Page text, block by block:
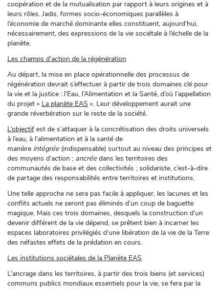
coopération et de la mutualisation par rapport à leurs origines et à
leurs rôles. Jadis, formes socio-économiques parallèles à
l’économie de marché dominante elles constituent, aujourd’hui,
nécessairement, des expressions de la vie sociétale à l’échelle de la
planète.
Les champs d’action de la régénération
Au départ, la mise en place opérationnelle des processus de
régénération devrait s’effectuer à partir de trois domaines clé pour
la vie et la justice : l’Eau, l’Alimentation et la Santé, d’où l’appellation
du projet « La planète EAS ». Leur développement aurait une
grande réverbération sur le reste de la société.
L’objectif est de s’attaquer à la concrétisation des droits universels
à l’eau, à l’alimentation et à la santé de
manière intégrée (indispensable) surtout au niveau des principes et
des moyens d’action ; ancrée dans les territoires des
communautés de base et des collectivités ; solidariste, c’est-à-dire
de partage des responsabilités entre territoires et institutions.
Une telle approche ne sera pas facile à appliquer, les lacunes et les
conflits actuels ne seront pas éliminés d’un coup de baguette
magique. Mais ces trois domaines, desquels la construction d’un
devenir différent de la vie dépend, se prêtent bien à incarner les
espaces laboratoires privilégiés d’une libération de la vie de la Terre
des néfastes effets de la prédation en cours.
Les institutions sociétales de la Planète EAS
L’ancrage dans les territoires, à partir des trois biens (et services)
communs publics mondiaux essentiels pour la vie, se fera par la